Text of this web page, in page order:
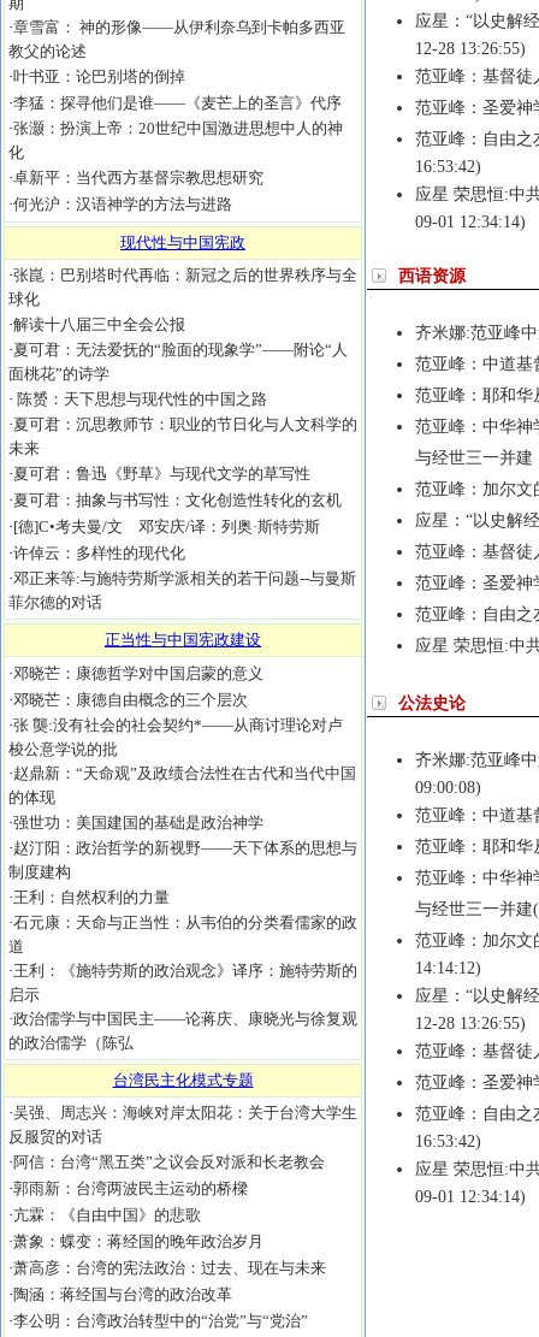
·章雪富： 神的形像——从伊利奈乌到卡帕多西亚
教父的论述
·叶书亚：论巴别塔的倒掉
·李猛：探寻他们是谁——《麦芒上的圣言》代序
·张灏：扮演上帝：20世纪中国激进思想中人的神
化
·卓新平：当代西方基督宗教思想研究
·何光沪：汉语神学的方法与进路
现代性与中国宪政
·张崑：巴别塔时代再临：新冠之后的世界秩序与全
球化
·解读十八届三中全会公报
·夏可君：无法爱抚的“脸面的现象学”——附论“人
面桃花”的诗学
· 陈赟：天下思想与现代性的中国之路
·夏可君：沉思教师节：职业的节日化与人文科学的
未来
·夏可君：鲁迅《野草》与现代文学的草写性
·夏可君：抽象与书写性：文化创造性转化的玄机
·[德]C•考夫曼/文 邓安庆/译：列奥·斯特劳斯
·许倬云：多样性的现代化
·邓正来等:与施特劳斯学派相关的若干问题--与曼斯
菲尔德的对话
正当性与中国宪政建设
·邓晓芒：康德哲学对中国启蒙的意义
·邓晓芒：康德自由概念的三个层次
·张 龑:没有社会的社会契约*——从商讨理论对卢
梭公意学说的批
·赵鼎新：“天命观”及政绩合法性在古代和当代中国
的体现
·强世功：美国建国的基础是政治神学
·赵汀阳：政治哲学的新视野——天下体系的思想与
制度建构
·王利：自然权利的力量
·石元康：天命与正当性：从韦伯的分类看儒家的政
道
·王利：《施特劳斯的政治观念》译序：施特劳斯的
启示
·政治儒学与中国民主——论蒋庆、康晓光与徐复观
的政治儒学（陈弘
台湾民主化模式专题
·吴强、周志兴：海峡对岸太阳花：关于台湾大学生
反服贸的对话
·阿信：台湾“黑五类”之议会反对派和长老教会
·郭雨新：台湾两波民主运动的桥樑
·亢霖：《自由中国》的悲歌
·萧象：蝶变：蒋经国的晚年政治岁月
·萧高彦：台湾的宪法政治：过去、现在与未来
·陶涵：蒋经国与台湾的政治改革
·李公明：台湾政治转型中的“治党”与“党治”
应星：“以史解
12-28 13:26:55)
范亚峰：基督徒
范亚峰：圣爱神
范亚峰：自由
16:53:42)
应星 荣思恒:中
09-01 12:34:14)
西语资源
齐米娜:范亚峰
范亚峰：中道基
范亚峰：耶和华
范亚峰：中华神
与经世三一并建
范亚峰：加尔文
应星：“以史解
范亚峰：基督徒
范亚峰：圣爱神
范亚峰：自由
应星 荣思恒:中
公法史论
齐米娜:范亚峰
09:00:08)
范亚峰：中道基
范亚峰：耶和华
范亚峰：中华神
与经世三一并建
范亚峰：加尔文
14:14:12)
应星：“以史解
12-28 13:26:55)
范亚峰：基督徒
范亚峰：圣爱神
范亚峰：自由
16:53:42)
应星 荣思恒:中
09-01 12:34:14)